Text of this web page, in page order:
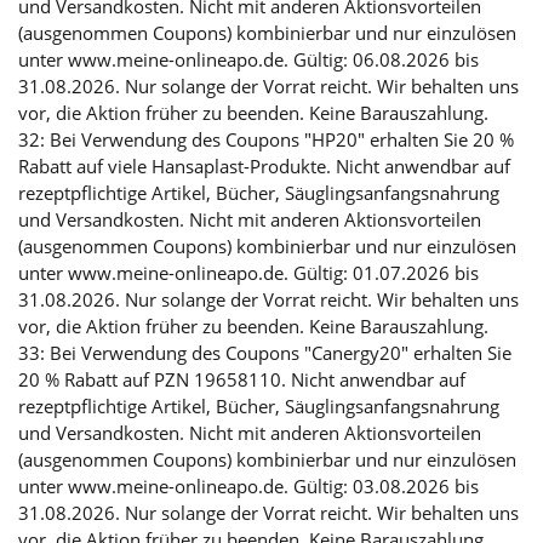
und Versandkosten. Nicht mit anderen Aktionsvorteilen
(ausgenommen Coupons) kombinierbar und nur einzulösen
unter www.meine-onlineapo.de. Gültig: 06.08.2026 bis
31.08.2026. Nur solange der Vorrat reicht. Wir behalten uns
vor, die Aktion früher zu beenden. Keine Barauszahlung.
32: Bei Verwendung des Coupons "HP20" erhalten Sie 20 %
Rabatt auf viele Hansaplast-Produkte. Nicht anwendbar auf
rezeptpflichtige Artikel, Bücher, Säuglingsanfangsnahrung
und Versandkosten. Nicht mit anderen Aktionsvorteilen
(ausgenommen Coupons) kombinierbar und nur einzulösen
unter www.meine-onlineapo.de. Gültig: 01.07.2026 bis
31.08.2026. Nur solange der Vorrat reicht. Wir behalten uns
vor, die Aktion früher zu beenden. Keine Barauszahlung.
33: Bei Verwendung des Coupons "Canergy20" erhalten Sie
20 % Rabatt auf PZN 19658110. Nicht anwendbar auf
rezeptpflichtige Artikel, Bücher, Säuglingsanfangsnahrung
und Versandkosten. Nicht mit anderen Aktionsvorteilen
(ausgenommen Coupons) kombinierbar und nur einzulösen
unter www.meine-onlineapo.de. Gültig: 03.08.2026 bis
31.08.2026. Nur solange der Vorrat reicht. Wir behalten uns